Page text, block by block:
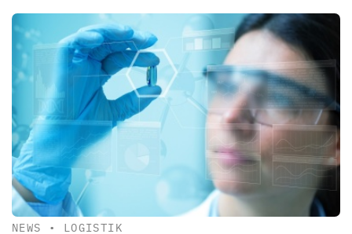
NEWS • LOGISTIK